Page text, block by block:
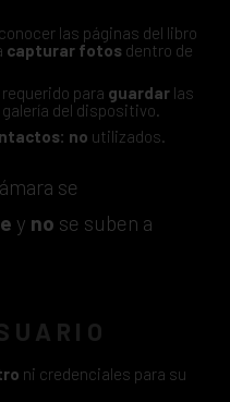
las páginas del libro
capturar fotos dentro de
requerido para guardar las
del dispositivo.
no utilizados.
se
y no se suben a
ni credenciales para su